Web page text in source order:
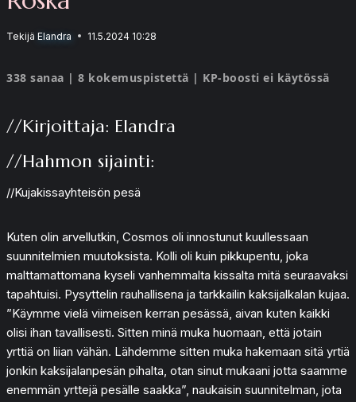
Tekijä Elandra 11.5.2024 10:28
338 sanaa | 8 kokemuspistettä | KP-boosti ei käytössä
//Kirjoittaja: Elandra
//Hahmon sijainti:
//Kujakissayhteisön pesä
Kuten olin arvellutkin, Cosmos oli innostunut kuullessaan
suunnitelmien muutoksista. Kolli oli kuin pikkupentu, joka
malttamattomana kyseli vanhemmalta kissalta mitä seuraavaksi
tapahtuisi. Pysyttelin rauhallisena ja tarkkailin kaksijalkalan kujaa.
”Käymme vielä viimeisen kerran pesässä, aivan kuten kaikki
olisi ihan tavallisesti. Sitten minä muka huomaan, että jotain
yrttiä on liian vähän. Lähdemme sitten muka hakemaan sitä yrtiä
jonkin kaksijalanpesän pihalta, otan sinut mukaani jotta saamme
enemmän yrttejä pesälle saakka”, naukaisin suunnitelman, jota